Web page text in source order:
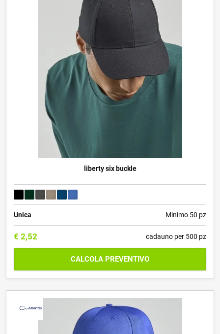
liberty six buckle
Unica Minimo 50 pz
€ 2,52 cadauno per 500 pz
CALCOLA PREVENTIVO